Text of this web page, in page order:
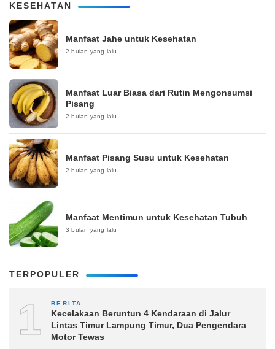
KESEHATAN
Manfaat Jahe untuk Kesehatan
2 bulan yang lalu
Manfaat Luar Biasa dari Rutin Mengonsumsi
Pisang
2 bulan yang lalu
Manfaat Pisang Susu untuk Kesehatan
2 bulan yang lalu
Manfaat Mentimun untuk Kesehatan Tubuh
3 bulan yang lalu
TERPOPULER
1 BERITA
Kecelakaan Beruntun 4 Kendaraan di Jalur
Lintas Timur Lampung Timur, Dua Pengendara
Motor Tewas